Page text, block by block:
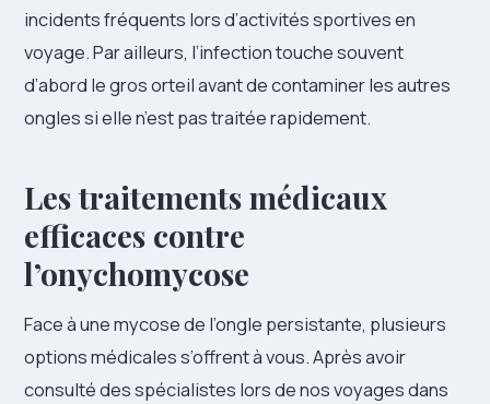
incidents fréquents lors d’activités sportives en
voyage. Par ailleurs, l’infection touche souvent
d’abord le gros orteil avant de contaminer les autres
ongles si elle n’est pas traitée rapidement.
Les traitements médicaux
efficaces contre
l’onychomycose
Face à une mycose de l’ongle persistante, plusieurs
options médicales s’offrent à vous. Après avoir
consulté des spécialistes lors de nos voyages dans